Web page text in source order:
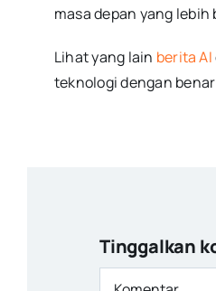
masa depan yang
Lihat yang lain berita AI
teknologi dengan benar
Tinggalkan
Komentar